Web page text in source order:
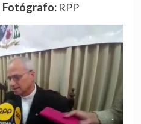
Fotógrafo:RPP